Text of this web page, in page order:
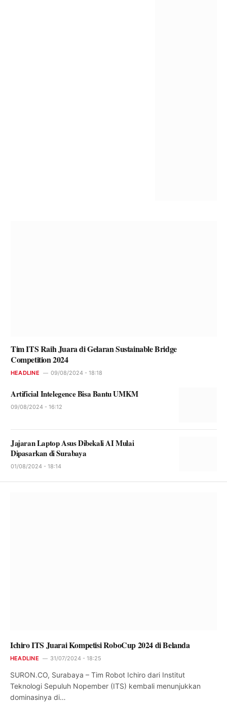
Tim ITS Raih Juara di Gelaran Sustainable Bridge
Competition 2024
HEADLINE 09/08/2024 - 18:18
Artificial Intelegence Bisa Bantu UMKM
09/08/2024 - 16:12
Jajaran Laptop Asus Dibekali AI Mulai
Dipasarkan di Surabaya
01/08/2024 - 18:14
Ichiro ITS Juarai Kompetisi RoboCup 2024 di Belanda
HEADLINE 31/07/2024 - 18:25
SURON.CO, Surabaya – Tim Robot Ichiro dari Institut
Teknologi Sepuluh Nopember (ITS) kembali menunjukkan
dominasinya di…